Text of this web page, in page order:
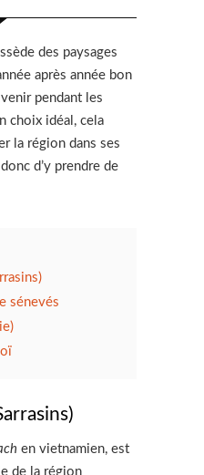
des paysages
après année bon
pendant les
choix idéal, cela
la région dans ses
d’y prendre de
sénevés
en vietnamien, est
de la région